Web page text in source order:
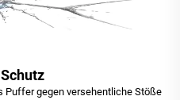
gegen versehentliche Stöße